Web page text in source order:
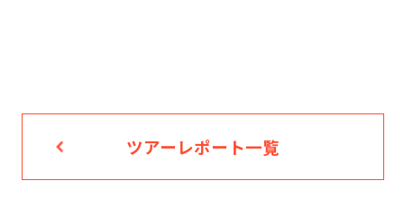
ツアーレポート一覧